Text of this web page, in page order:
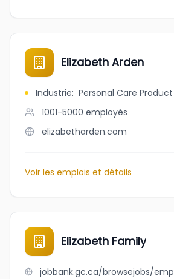
Elizabeth Arden
Industrie: Personal Care
1001-5000 employés
elizabetharden.com
Voir les emplois et détails
Elizabeth Family